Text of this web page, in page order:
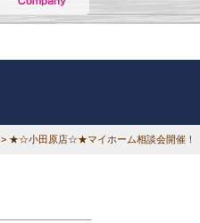
> ★☆小田原店☆★マイホーム相談会開催！